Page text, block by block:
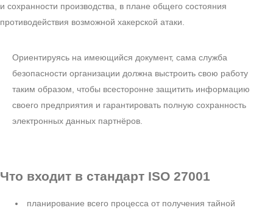
и сохранности производства, в плане общего состояния
противодействия возможной хакерской атаки.
Ориентируясь на имеющийся документ, сама служба
безопасности организации должна выстроить свою работу
таким образом, чтобы всесторонне защитить информацию
своего предприятия и гарантировать полную сохранность
электронных данных партнёров.
Что входит в стандарт ISO 27001
планирование всего процесса от получения тайной